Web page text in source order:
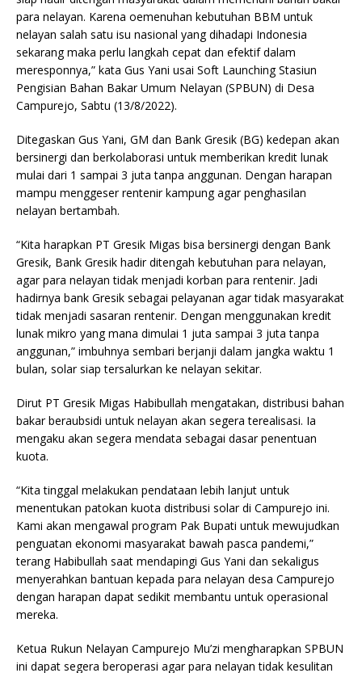
para nelayan. Karena oemenuhan kebutuhan BBM untuk
nelayan salah satu isu nasional yang dihadapi Indonesia
sekarang maka perlu langkah cepat dan efektif dalam
meresponnya,” kata Gus Yani usai Soft Launching Stasiun
Pengisian Bahan Bakar Umum Nelayan (SPBUN) di Desa
Campurejo, Sabtu (13/8/2022).
Ditegaskan Gus Yani, GM dan Bank Gresik (BG) kedepan akan
bersinergi dan berkolaborasi untuk memberikan kredit lunak
mulai dari 1 sampai 3 juta tanpa anggunan. Dengan harapan
mampu menggeser rentenir kampung agar penghasilan
nelayan bertambah.
“Kita harapkan PT Gresik Migas bisa bersinergi dengan Bank
Gresik, Bank Gresik hadir ditengah kebutuhan para nelayan,
agar para nelayan tidak menjadi korban para rentenir. Jadi
hadirnya bank Gresik sebagai pelayanan agar tidak masyarakat
tidak menjadi sasaran rentenir. Dengan menggunakan kredit
lunak mikro yang mana dimulai 1 juta sampai 3 juta tanpa
anggunan,” imbuhnya sembari berjanji dalam jangka waktu 1
bulan, solar siap tersalurkan ke nelayan sekitar.
Dirut PT Gresik Migas Habibullah mengatakan, distribusi bahan
bakar beraubsidi untuk nelayan akan segera terealisasi. Ia
mengaku akan segera mendata sebagai dasar penentuan
kuota.
“Kita tinggal melakukan pendataan lebih lanjut untuk
menentukan patokan kuota distribusi solar di Campurejo ini.
Kami akan mengawal program Pak Bupati untuk mewujudkan
penguatan ekonomi masyarakat bawah pasca pandemi,”
terang Habibullah saat mendapingi Gus Yani dan sekaligus
menyerahkan bantuan kepada para nelayan desa Campurejo
dengan harapan dapat sedikit membantu untuk operasional
mereka.
Ketua Rukun Nelayan Campurejo Mu’zi mengharapkan SPBUN
ini dapat segera beroperasi agar para nelayan tidak kesulitan